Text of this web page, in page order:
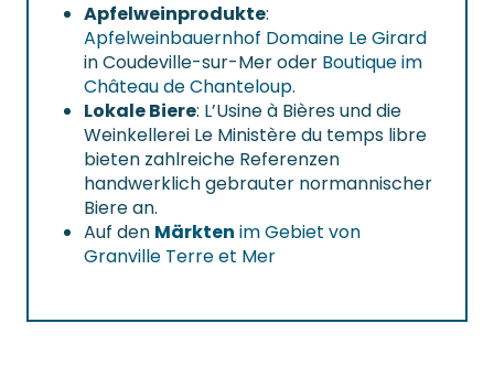
Apfelweinprodukte:
Apfelweinbauernhof Domaine Le Girard
in Coudeville-sur-Mer oder Boutique im
Château de Chanteloup.
Lokale Biere: L’Usine à Bières und die
Weinkellerei Le Ministère du temps libre
bieten zahlreiche Referenzen
handwerklich gebrauter normannischer
Biere an.
Auf den Märkten im Gebiet von
Granville Terre et Mer